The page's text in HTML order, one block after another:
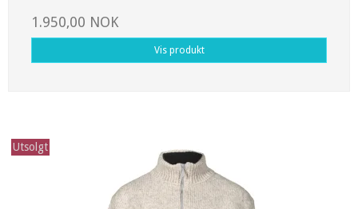
1.950,00 NOK
Vis produkt
Utsolgt